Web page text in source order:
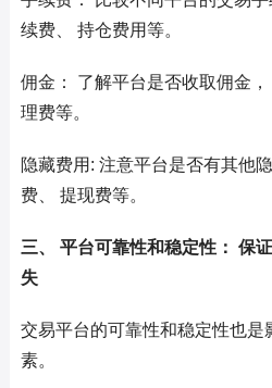
续费、 持仓费用等。
佣金： 了解平台是否收取佣金
理费等。
隐藏费用: 注意平台是否有其他
费、 提现费等。
三、 平台可靠性和稳定性： 保
失
交易平台的可靠性和稳定性也是
素。